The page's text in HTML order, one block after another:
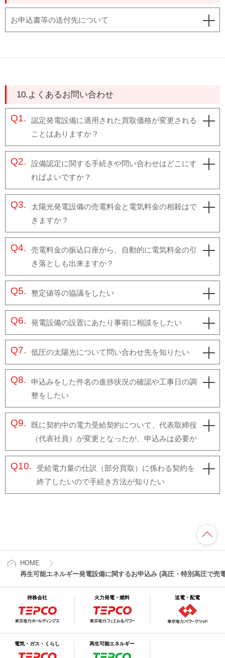
お申込書等の送付先について
10.よくあるお問い合わせ
Q1.
認定発電設備に適用された買取価格が変更される
ことはありますか？
Q2.
設備認定に関する手続きや問い合わせはどこにす
ればよいですか？
Q3.
太陽光発電設備の売電料金と電気料金の相殺はで
きますか？
Q4.
売電料金の振込口座から、自動的に電気料金の引
き落としも出来ますか？
Q5. 整定値等の協議をしたい
Q6. 発電設備の設置にあたり事前に相談をしたい
Q7. 低圧の太陽光について問い合わせ先を知りたい
Q8.
申込みをした件名の進捗状況の確認や工事日の調
整をしたい
Q9.
既に契約中の電力受給契約について、代表取締役
（代表社員）が変更となったが、申込みは必要か
Q10.
受給電力量の仕訳（部分買取）に係わる契約を
終了したいので手続き方法が知りたい
HOME
再生可能エネルギー発電設備に関するお申込み (高圧・特別高圧で売
持株会社 火力発電・燃料 送電・配電
電気・ガス・くらし 再生可能エネルギー